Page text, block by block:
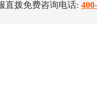
直拨免费咨询电话: